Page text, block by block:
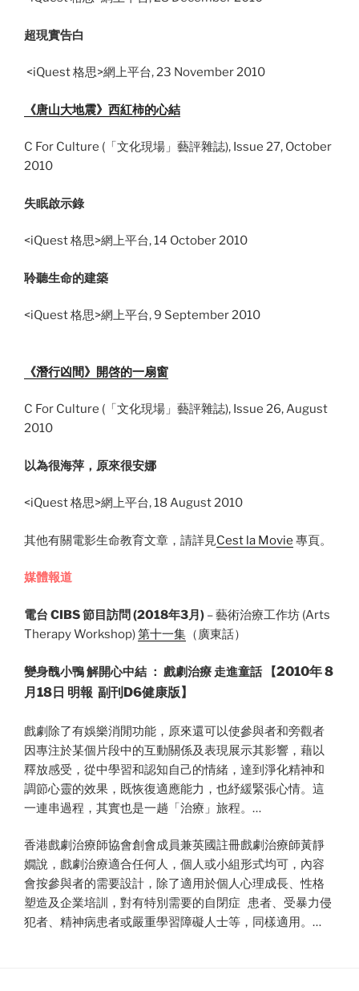
超現實告白
<iQuest 格思>網上平台, 23 November 2010
《唐山大地震》西紅柿的心結
C For Culture (「文化現場」藝評雜誌), Issue 27, October
2010
失眠啟示錄
<iQuest 格思>網上平台, 14 October 2010
聆聽生命的建築
<iQuest 格思>網上平台, 9 September 2010
《潛行凶間》開啓的一扇窗
C For Culture (「文化現場」藝評雜誌), Issue 26, August
2010
以為很海萍，原來很安娜
<iQuest 格思>網上平台, 18 August 2010
其他有關電影生命教育文章，請詳見Cest la Movie 專頁。
媒體報道
電台 CIBS 節目訪問 (2018年3月) – 藝術治療工作坊 (Arts
Therapy Workshop)第十一集 （廣東話）
變身醜小鴨 解開心中結 ： 戲劇治療 走進童話 【2010年 8
月18日 明報 副刊 D6健康版】
戲劇除了有娛樂消閒功能，原來還可以使參與者和旁觀者
因專注於某個片段中的互動關係及表現展示其影響，藉以
釋放感受，從中學習和認知自己的情緒，達到淨化精神和
調節心靈的效果，既恢復適應能力，也紓緩緊張心情。這
一連串過程，其實也是一趟「治療」旅程。…
香港戲劇治療師協會創會成員兼英國註冊戲劇治療師黃靜
嫺說，戲劇治療適合任何人，個人或小組形式均可，內容
會按參與者的需要設計，除了適用於個人心理成長、性格
塑造及企業培訓，對有特別需要的自閉症 患者、受暴力侵
犯者、精神病患者或嚴重學習障礙人士等，同樣適用。…